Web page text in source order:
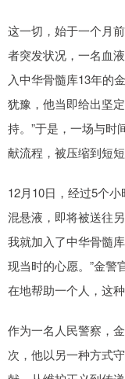
这一切，始于一个月
者突发状况，一名血
入中华骨髓库13年的
犹豫，他当即给出坚
持。”于是，一场与
献流程，被压缩到短短
12月10日，经过5个
混悬液，即将被送往
我就加入了中华骨髓
现当时的心愿。”金警
在地帮助一个人，这
作为一名人民警察，
次，他以另一种方式